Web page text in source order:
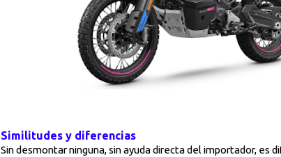
Similitudes y diferencias
Sin desmontar ninguna, sin ayuda directa del importador,